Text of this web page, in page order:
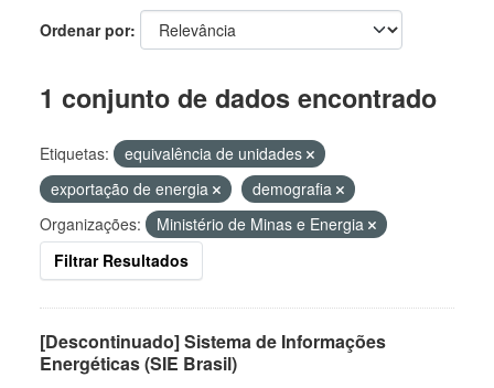
Ordenar por
1 conjunto de dados encontrado
Etiquetas:
equivalência de unidades
exportação de energia
demografia
Organizações:
Ministério de Minas e Energia
Filtrar Resultados
[Descontinuado] Sistema de Informações
Energéticas (SIE Brasil)